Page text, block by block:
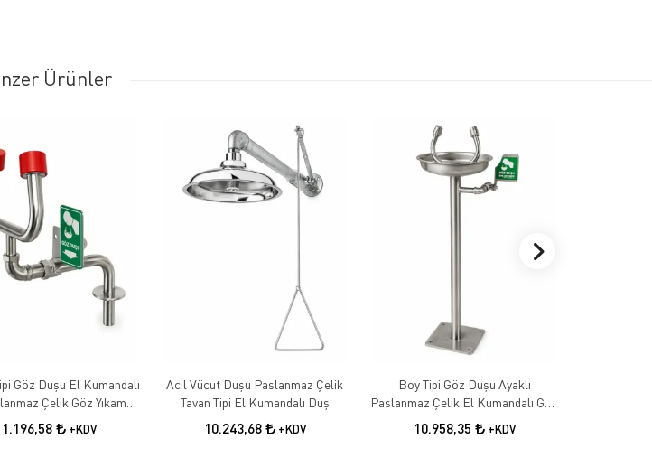
Ürünler
Göz Duşu El Kumandalı
Çelik Göz Yıkama
Sistemi
+KDV
Acil Vücut Duşu Paslanmaz Çelik
Tavan Tipi El Kumandalı Duş
10.243,68 +KDV
Boy Tipi Göz Duşu Ayaklı
Paslanmaz Çelik El Kumandalı Göz
Yıkama İstasyonu
10.958,35 +KDV